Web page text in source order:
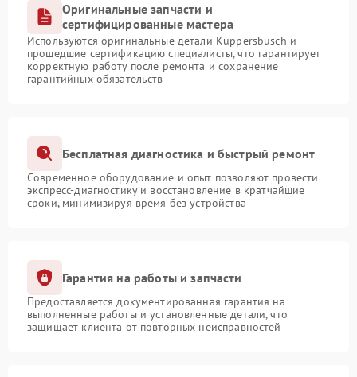
Оригинальные запчасти и
сертифицированные мастера
Используются оригинальные детали Kuppersbusch и
прошедшие сертификацию специалисты, что гарантирует
корректную работу после ремонта и сохранение
гарантийных обязательств
Бесплатная диагностика и быстрый ремонт
Современное оборудование и опыт позволяют провести
экспресс-диагностику и восстановление в кратчайшие
сроки, минимизируя время без устройства
Гарантия на работы и запчасти
Предоставляется документированная гарантия на
выполненные работы и установленные детали, что
защищает клиента от повторных неисправностей